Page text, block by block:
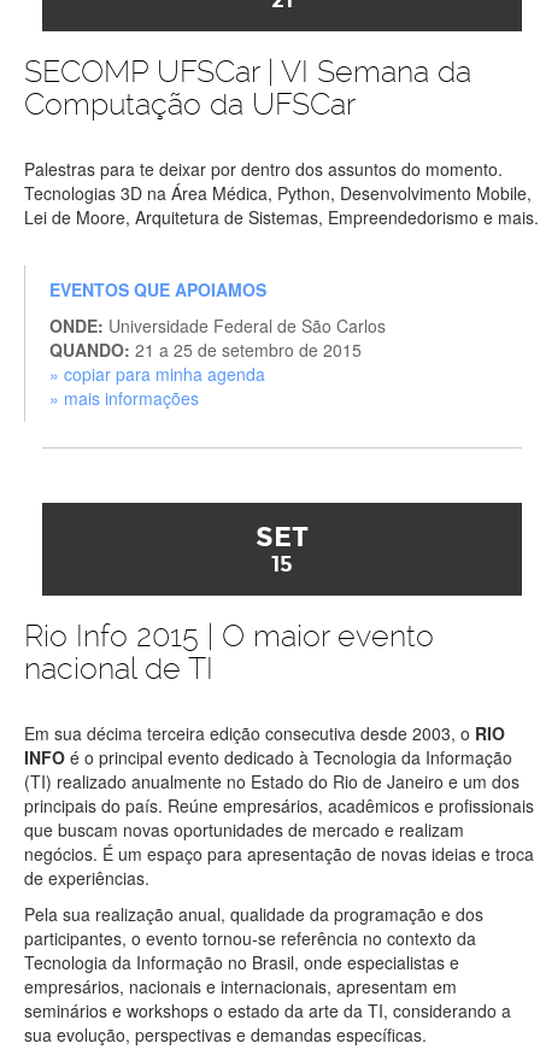
SECOMP UFSCar | VI Semana da
Computação da UFSCar
Palestras para te deixar por dentro dos assuntos do momento.
Tecnologias 3D na Área Médica, Python, Desenvolvimento Mobile,
Lei de Moore, Arquitetura de Sistemas, Empreendedorismo e mais.
EVENTOS QUE APOIAMOS
ONDE: Universidade Federal de São Carlos
QUANDO: 21 a 25 de setembro de 2015
» copiar para minha agenda
» mais informações
SET
15
Rio Info 2015 | O maior evento
nacional de TI
Em sua décima terceira edição consecutiva desde 2003, o RIO
INFO é o principal evento dedicado à Tecnologia da Informação
(TI) realizado anualmente no Estado do Rio de Janeiro e um dos
principais do país. Reúne empresários, acadêmicos e profissionais
que buscam novas oportunidades de mercado e realizam
negócios. É um espaço para apresentação de novas ideias e troca
de experiências.
Pela sua realização anual, qualidade da programação e dos
participantes, o evento tornou-se referência no contexto da
Tecnologia da Informação no Brasil, onde especialistas e
empresários, nacionais e internacionais, apresentam em
seminários e workshops o estado da arte da TI, considerando a
sua evolução, perspectivas e demandas específicas.